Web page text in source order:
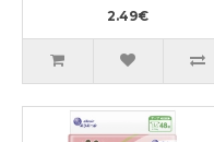
2.49€